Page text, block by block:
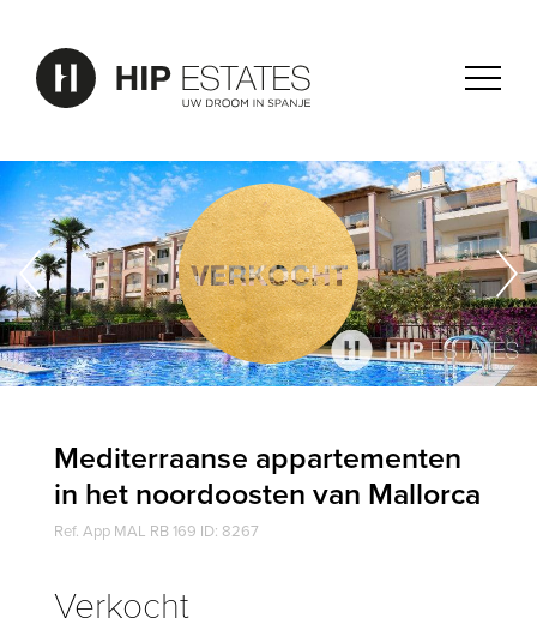
Mediterraanse appartementen
in het noordoosten van Mallorca
Ref. App MAL RB 169 ID: 8267
Verkocht